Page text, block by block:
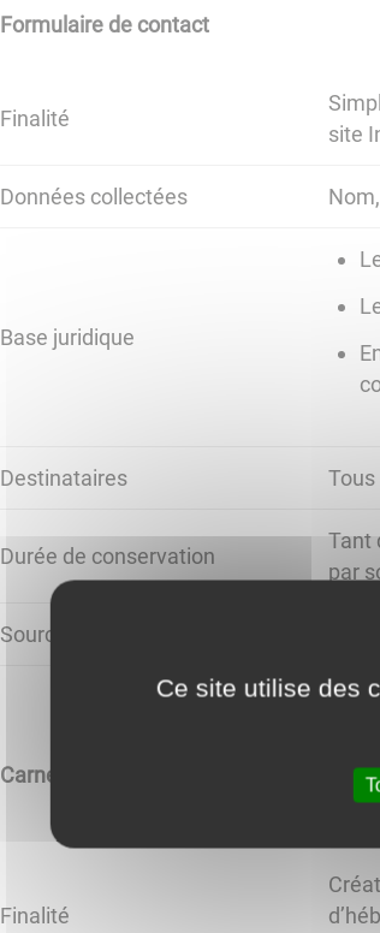
Formulaire de contact
Finalité
site
Données collectées
Base juridique
Destinataires
Durée de conservation
Tant
par
Source des données Le
Carnet d'adresses
Finalité
Ce site utilise des